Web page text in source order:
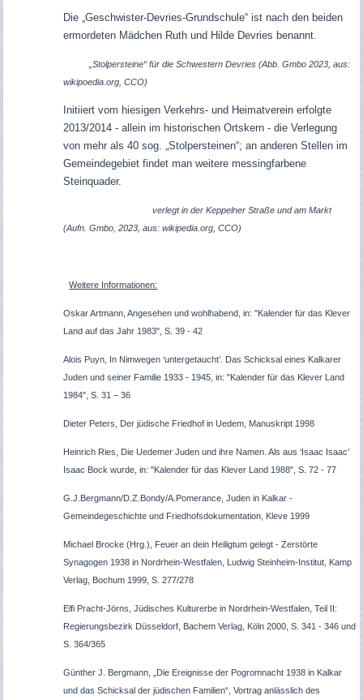
Die „Geschwister-Devries-Grundschule“ ist nach den beiden
ermordeten Mädchen Ruth und Hilde Devries benannt.
„Stolpersteine“ für die Schwestern Devries (Abb. Gmbo 2023, aus:
wikipoedia.org, CCO)
Initiiert vom hiesigen Verkehrs- und Heimatverein erfolgte
2013/2014 - allein im historischen Ortskern - die Verlegung
von mehr als 40 sog. „Stolpersteinen“; an anderen Stellen im
Gemeindegebiet findet man weitere messingfarbene
Steinquader.
verlegt in der Keppelner Straße und am Markt
(Aufn. Gmbo, 2023, aus: wikipedia.org, CCO)
Weitere Informationen:
Oskar Artmann, Angesehen und wohlhabend, in: "Kalender für das Klever
Land auf das Jahr 1983", S. 39 - 42
Alois Puyn, In Nimwegen ‘untergetaucht’. Das Schicksal eines Kalkarer
Juden und seiner Familie 1933 - 1945, in: "Kalender für das Klever Land
1984", S. 31 – 36
Dieter Peters, Der jüdische Friedhof in Uedem, Manuskript 1998
Heinrich Ries, Die Uedemer Juden und ihre Namen. Als aus ‘Isaac Isaac’
Isaac Bock wurde, in: "Kalender für das Klever Land 1988", S. 72 - 77
G.J.Bergmann/D.Z.Bondy/A.Pomerance, Juden in Kalkar -
Gemeindegeschichte und Friedhofsdokumentation, Kleve 1999
Michael Brocke (Hrg.), Feuer an dein Heiligtum gelegt - Zerstörte
Synagogen 1938 in Nordrhein-Westfalen, Ludwig Steinheim-Institut, Kamp
Verlag, Bochum 1999, S. 277/278
Elfi Pracht-Jörns, Jüdisches Kulturerbe in Nordrhein-Westfalen, Teil II:
Regierungsbezirk Düsseldorf, Bachem Verlag, Köln 2000, S. 341 - 346 und
S. 364/365
Günther J. Bergmann, „Die Ereignisse der Pogromnacht 1938 in Kalkar
und das Schicksal der jüdischen Familien“, Vortrag anlässlich des